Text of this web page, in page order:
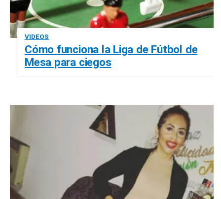
VIDEOS
Cómo funciona la Liga de Fútbol de
Mesa para ciegos